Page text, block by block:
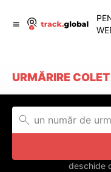
URMĂRIRE
deschide